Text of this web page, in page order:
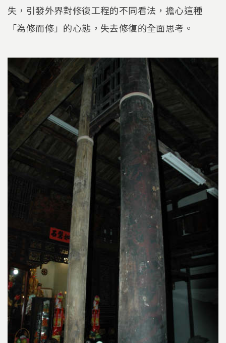
失，引發外界對修復工程的不同看法，擔心這種
「為修而修」的心態，失去修復的全面思考。